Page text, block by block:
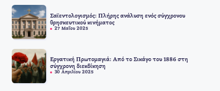
Σαϊεντολογισμός: Πλήρης ανάλυση ενός σύγχρονου
θρησκευτικού κινήματος
27 Μαΐου 2025
Εργατική Πρωτομαγιά: Από το Σικάγο του 1886 στη
σύγχρονη διεκδίκηση
30 Απριλίου 2025